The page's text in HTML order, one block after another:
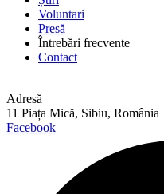
Voluntari
Presă
Întrebări frecvente
Contact
Adresă
11 Piața Mică, Sibiu, România
Facebook